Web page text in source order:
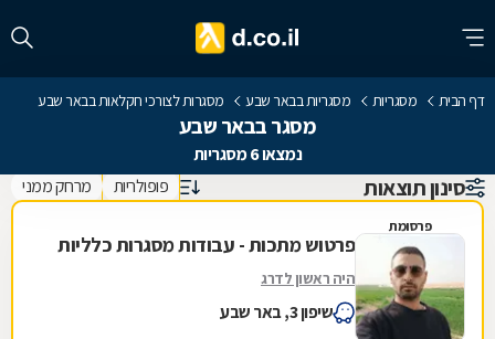
דף הבית מסגריות מסגריות בבאר שבע מסגרות לצורכי חקלאות בבאר שבע
מסגר בבאר שבע
נמצאו 6 מסגריות
סינון תוצאות פופולריות מרחק ממני
פרסומת
פרטוש מתכות - עבודות מסגרות כלליות
היה ראשון לדרג
שיפון 3, באר שבע